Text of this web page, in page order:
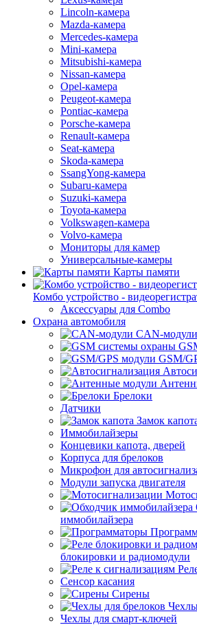
Lincoln-камера
Mazda-камера
Mercedes-камера
Mini-камера
Mitsubishi-камера
Nissan-камера
Opel-камера
Peugeot-камера
Pontiac-камера
Porsche-камера
Renault-камера
Seat-камера
Skoda-камера
SsangYong-камера
Subaru-камера
Suzuki-камера
Toyota-камера
Volkswagen-камера
Volvo-камера
Мониторы для камер
Универсальные-камеры
Карты памяти
Комбо устройство -
Аксессуары для Combo
Охрана автомобиля
CAN-модули
GSM/
Брелоки
Датчики
Замок
Иммобилайзеры
Концевики капота, дверей
Корпуса для брелоков
Микрофон для
Модули запуска двигателя
иммобилайзера
блокировки и радиомодули
Сенсор касания
Сирены
Чехлы для смарт-ключей